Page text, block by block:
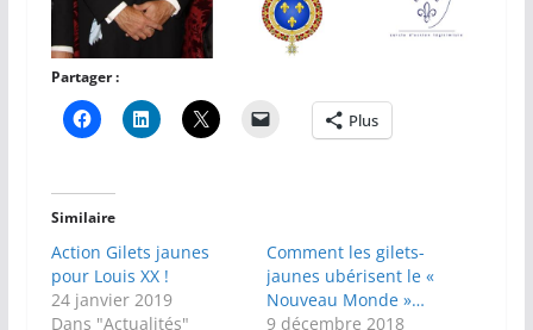
Partager :
Plus
Similaire
Action Gilets jaunes
pour Louis XX !
24 janvier 2019
Dans "Actualités"
Comment les gilets-
jaunes ubérisent le «
Nouveau Monde »…
9 décembre 2018